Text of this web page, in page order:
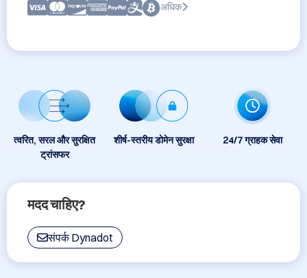
अधिक
त्वरित, सरल और सुरक्षित
ट्रांसफर
शीर्ष-स्तरीय डोमेन सुरक्षा 24/7 ग्राहक सेवा
मदद चाहिए?
संपर्क Dynadot